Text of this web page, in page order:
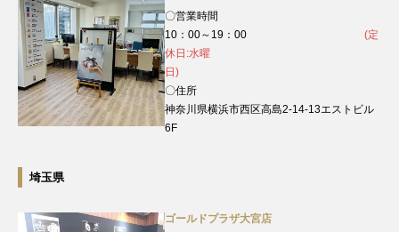
〇営業時間
10：00～19：00 (定
休日:水曜
日)
〇住所
神奈川県横浜市西区高島2-14-13エストビル
6F
埼玉県
ゴールドプラザ大宮店